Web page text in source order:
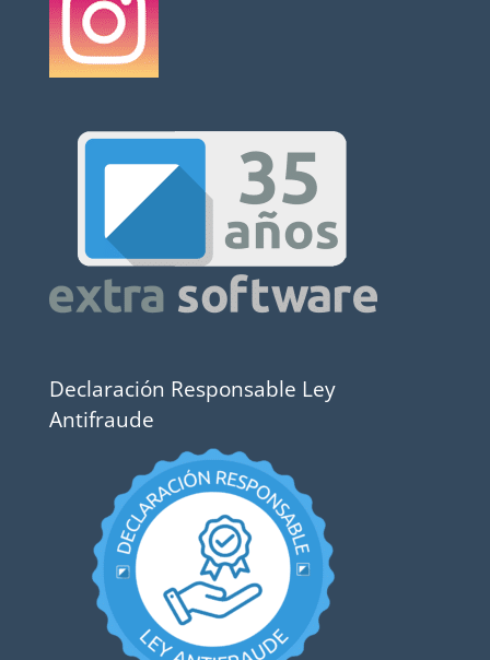
Declaración Responsable Ley
Antifraude